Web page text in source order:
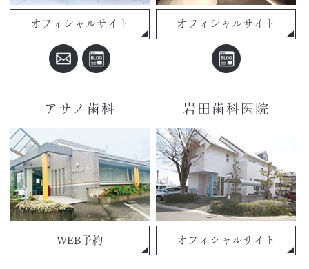
オフィシャルサイト オフィシャルサイト
アサノ歯科
WEB予約
岩田歯科医院
オフィシャルサイト